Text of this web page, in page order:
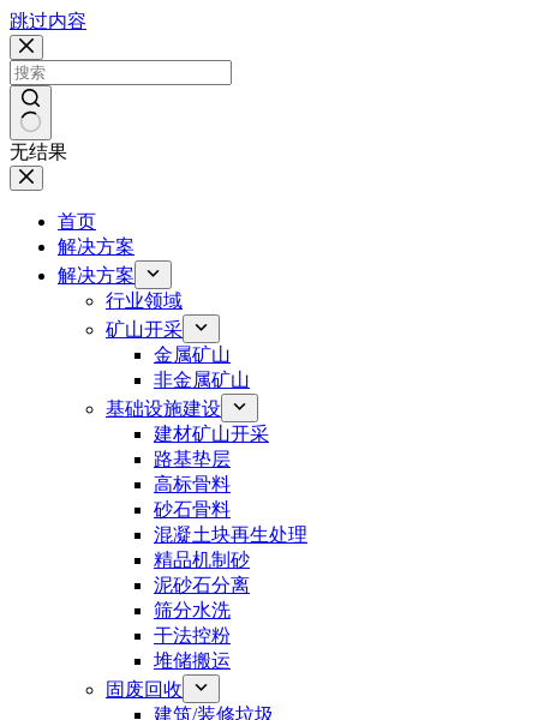
跳过内容
无结果
首页
解决方案
解决方案
行业领域
矿山开采
金属矿山
非金属矿山
基础设施建设
建材矿山开采
路基垫层
高标骨料
砂石骨料
混凝土块再生处理
精品机制砂
泥砂石分离
筛分水洗
干法控粉
堆储搬运
固废回收
建筑/装修垃圾